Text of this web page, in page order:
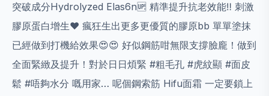
突破成分Hydrolyzed Elas6n🆙 精準提升抗老效能‼️ 刺激
膠原蛋⽩增⽣❤ 瘋狂⽣出更多更優質的膠原bb 單單塗抹
已經做到打機給效果😍😍 好似鋼筋咁無限⽀撐臉龐！做到
全⾯緊緻及提升！對於日日煩緊 #粗毛孔 #虎紋顯 #面皮
鬆 #唔夠水分 嘅用家… 呢個鋼索筋 Hifu面霜 一定要鎖上